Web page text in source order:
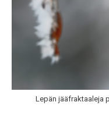
Lepän jääfraktaaleja